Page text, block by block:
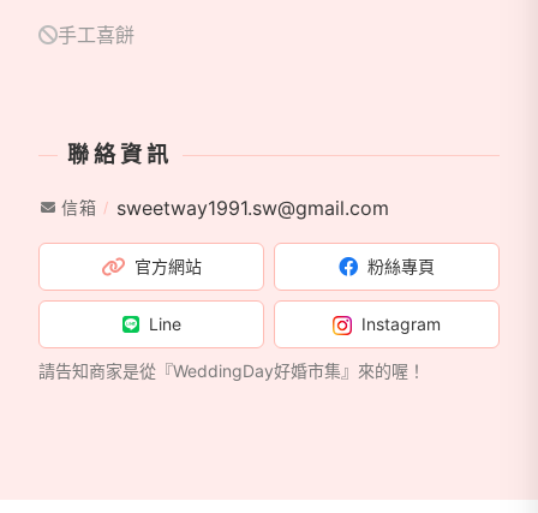
手工喜餅
聯絡資訊
信箱 sweetway1991.sw@gmail.com
官方網站 粉絲專頁
Line Instagram
請告知商家是從『WeddingDay好婚市集』來的喔！